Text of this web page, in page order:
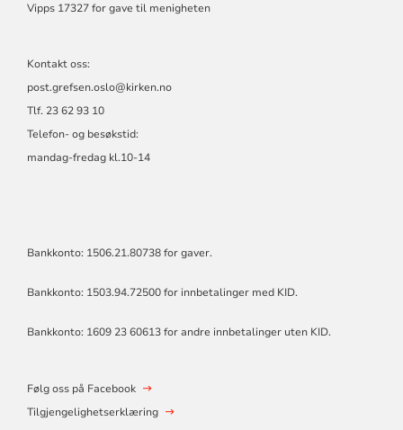
Vipps 17327 for gave til menigheten
Kontakt oss:
post.grefsen.oslo@kirken.no
Tlf. 23 62 93 10
Telefon- og besøkstid:
mandag-fredag kl.10-14
Bankkonto: 1506.21.80738 for gaver.
Bankkonto: 1503.94.72500 for innbetalinger med KID.
Bankkonto: 1609 23 60613 for andre innbetalinger uten KID.
Følg oss på Facebook
Tilgjengelighetserklæring